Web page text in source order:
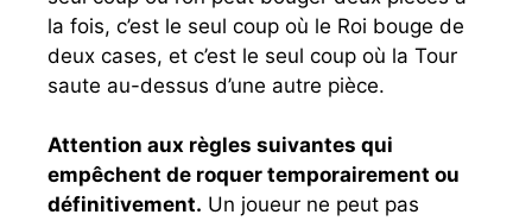
la fois, c’est le seul coup où le Roi bouge de
deux cases, et c’est le seul coup où la Tour
saute au-dessus d’une autre pièce.
Attention aux règles suivantes qui
empêchent de roquer temporairement ou
définitivement. Un joueur ne peut pas